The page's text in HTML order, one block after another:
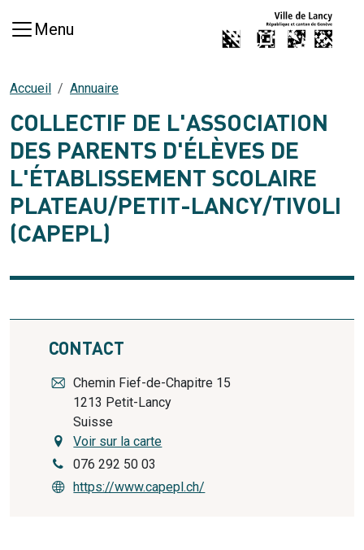
Menu
Accueil Annuaire
COLLECTIF DE L'ASSOCIATION
DES PARENTS D'ÉLÈVES DE
L'ÉTABLISSEMENT SCOLAIRE
PLATEAU/PETIT-LANCY/TIVOLI
(CAPEPL)
CONTACT
Chemin Fief-de-Chapitre 15
1213 Petit-Lancy
Suisse
Voir sur la carte
076 292 50 03
https://www.capepl.ch/